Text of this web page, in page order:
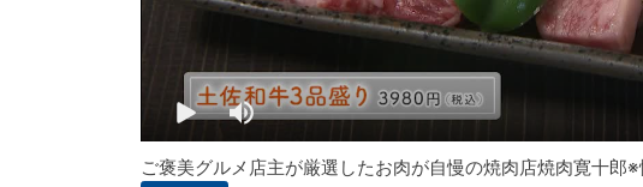
ご褒美グルメ店主が厳選したお肉が自慢の焼肉店焼肉寛十郎